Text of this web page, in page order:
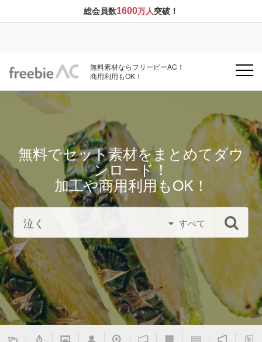
総会員数1600万人突破！
無料素材ならフリービーAC！
商用利用もOK！
無料でセット素材をまとめてダウ
ンロード！
加工や商用利用もOK！
すべて